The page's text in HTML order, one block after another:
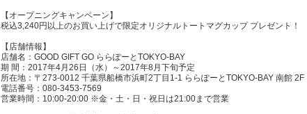
【オープニングキャンペーン】
税込3,240円以上のお買い上げで限定オリジナルトートマグカップ プレゼント！
【店舗情報】
店舗名：GOOD GIFT GO ららぽーとTOKYO-BAY
期 間：2017年4月26日（水）～2017年8月下旬予定
所在地：〒273-0012 千葉県船橋市浜町2丁目1-1 ららぽーとTOKYO-BAY 南館 2F
電話番号：080-3453-7569
営業時間：10:00-20:00 ※金・土・日・祝日は21:00まで営業